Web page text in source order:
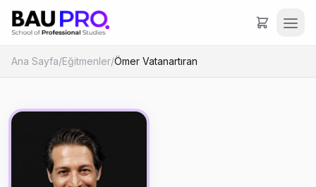
Ana Sayfa/Eğitmenler/Ömer Vatanartıran